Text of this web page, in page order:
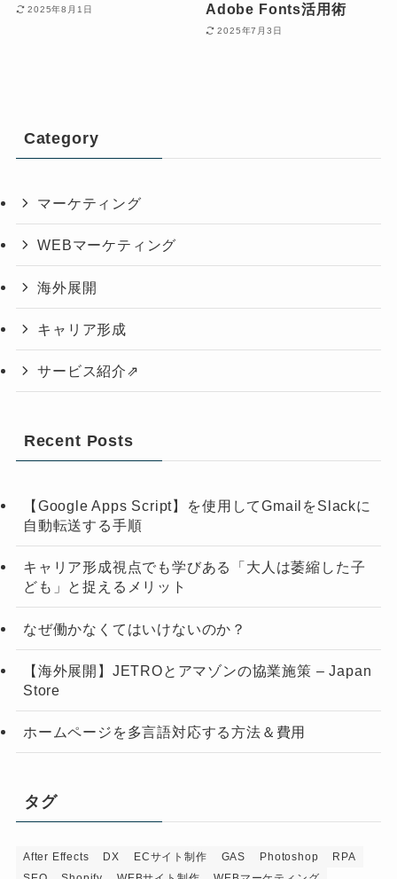
2025年8月1日
Adobe Fonts活用術
2025年7月3日
Category
マーケティング
WEBマーケティング
海外展開
キャリア形成
サービス紹介⇗
Recent Posts
【Google Apps Script】を使用してGmailをSlackに
自動転送する手順
キャリア形成視点でも学びある「大人は萎縮した子
ども」と捉えるメリット
なぜ働かなくてはいけないのか？
【海外展開】JETROとアマゾンの協業施策 – Japan
Store
ホームページを多言語対応する方法＆費用
タグ
After Effects DX ECサイト制作 GAS Photoshop
RPA